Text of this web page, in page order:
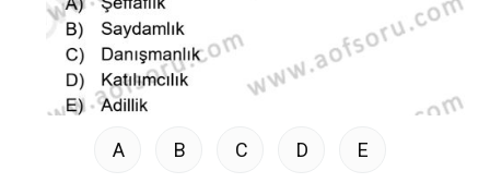
A B C D E